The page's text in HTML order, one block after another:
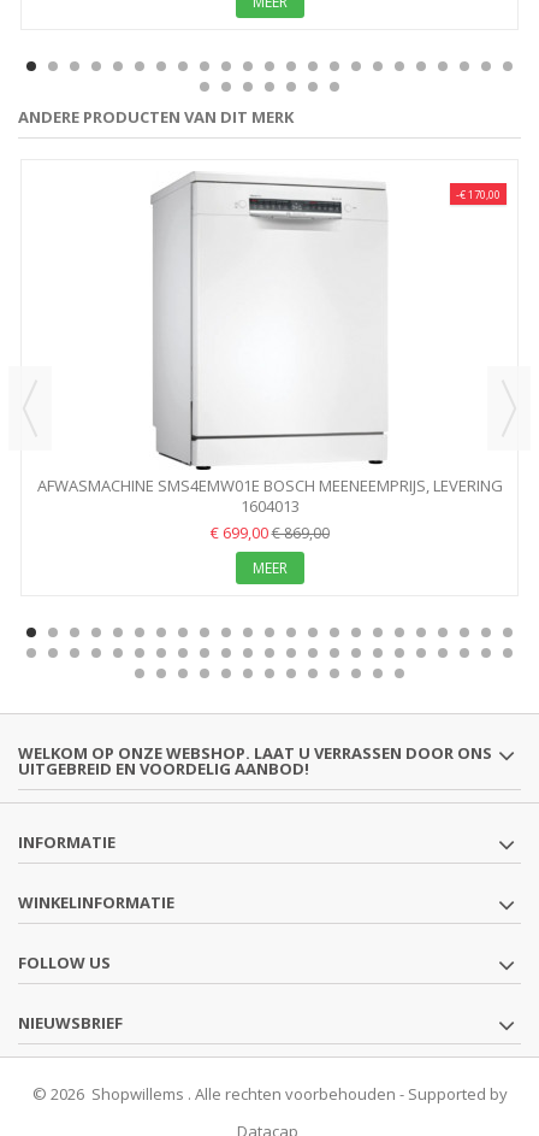
ANDERE PRODUCTEN VAN DIT MERK
-€ 170,00
AFWASMACHINE SMS4EMW01E BOSCH MEENEEMPRIJS, LEVERING
+25...
1604013
€ 699,00€ 869,00
MEER
WELKOM OP ONZE WEBSHOP. LAAT U VERRASSEN DOOR ONS
UITGEBREID EN VOORDELIG AANBOD!
INFORMATIE
WINKELINFORMATIE
FOLLOW US
NIEUWSBRIEF
© 2026 Shopwillems . Alle rechten voorbehouden - Supported by
Datacap